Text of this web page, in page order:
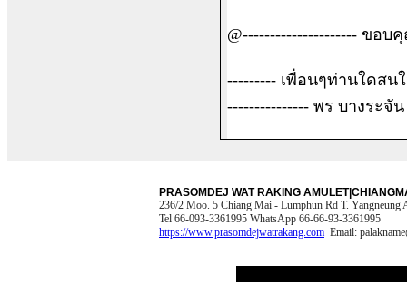
@--------------------- ขอบ
--------- เพื่อนๆท่านใดส
--------------- พร บางระจัน
PRASOMDEJ WAT RAKING
236/2 Moo. 5 Chiang Mai - Lumphun Rd T. Yangneung
Tel 66-093-3361995 WhatsApp 66-66-93-3361995
https://www.prasomdejwatrakang.com Email: